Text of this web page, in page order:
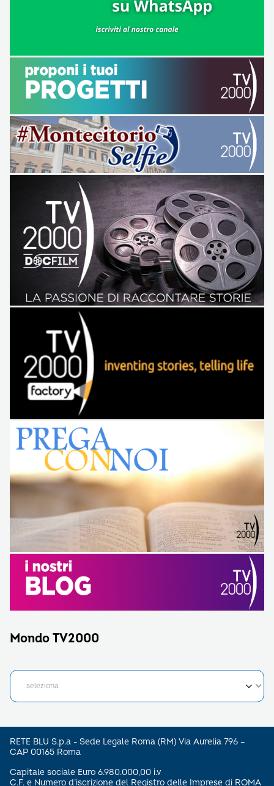
Mondo TV2000
RETE BLU S.p.a - Sede Legale Roma (RM) Via Aurelia 796 –
CAP 00165 Roma
Capitale sociale Euro 6.980.000,00 i.v
C.F. e Numero d’iscrizione del Registro delle Imprese di ROMA